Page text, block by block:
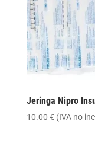
Jeringa Nipro
10.00 € (IVA no